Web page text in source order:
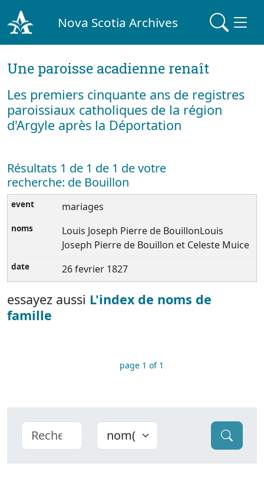
Nova Scotia Archives
Une paroisse acadienne renaît
Les premiers cinquante ans de registres
paroissiaux catholiques de la région
d'Argyle après la Déportation
Résultats 1 de 1 de 1 de votre
recherche: de Bouillon
mariages
Louis Joseph Pierre de BouillonLouis
Joseph Pierre de Bouillon et Celeste Muice
26 fevrier 1827
essayez aussi L'index de noms de
famille
page 1 of 1